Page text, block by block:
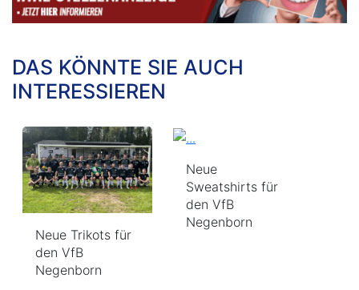
DAS KÖNNTE SIE AUCH
INTERESSIEREN
Neue Trikots für
den VfB
Negenborn
Neue
Sweatshirts für
den VfB
Negenborn